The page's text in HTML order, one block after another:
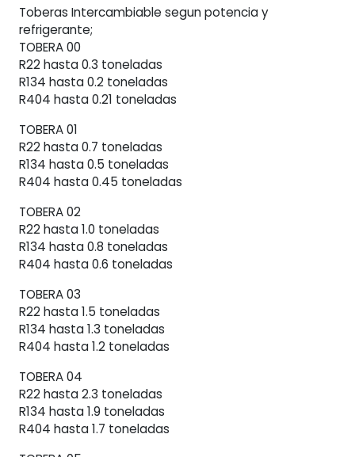
cantidad
Toberas Intercambiable segun potencia y
refrigerante;
TOBERA 00
R22 hasta 0.3 toneladas
R134 hasta 0.2 toneladas
R404 hasta 0.21 toneladas
TOBERA 01
R22 hasta 0.7 toneladas
R134 hasta 0.5 toneladas
R404 hasta 0.45 toneladas
TOBERA 02
R22 hasta 1.0 toneladas
R134 hasta 0.8 toneladas
R404 hasta 0.6 toneladas
TOBERA 03
R22 hasta 1.5 toneladas
R134 hasta 1.3 toneladas
R404 hasta 1.2 toneladas
TOBERA 04
R22 hasta 2.3 toneladas
R134 hasta 1.9 toneladas
R404 hasta 1.7 toneladas